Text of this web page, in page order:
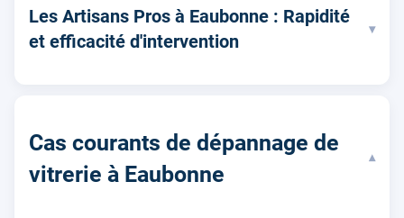
Les Artisans Pros à Eaubonne : Rapidité
et efficacité d'intervention
▾
Cas courants de dépannage de
vitrerie à Eaubonne
▾